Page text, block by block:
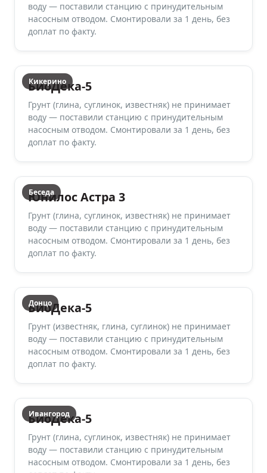
воду — поставили станцию с принудительным
насосным отводом. Смонтировали за 1 день, без
доплат по факту.
Кикерино
БиоДека-5
Грунт (глина, суглинок, известняк) не принимает
воду — поставили станцию с принудительным
насосным отводом. Смонтировали за 1 день, без
доплат по факту.
Беседа
Юнилос Астра 3
Грунт (глина, суглинок, известняк) не принимает
воду — поставили станцию с принудительным
насосным отводом. Смонтировали за 1 день, без
доплат по факту.
Донцо
БиоДека-5
Грунт (известняк, глина, суглинок) не принимает
воду — поставили станцию с принудительным
насосным отводом. Смонтировали за 1 день, без
доплат по факту.
Ивангород
БиоДека-5
Грунт (глина, суглинок, известняк) не принимает
воду — поставили станцию с принудительным
насосным отводом. Смонтировали за 1 день, без